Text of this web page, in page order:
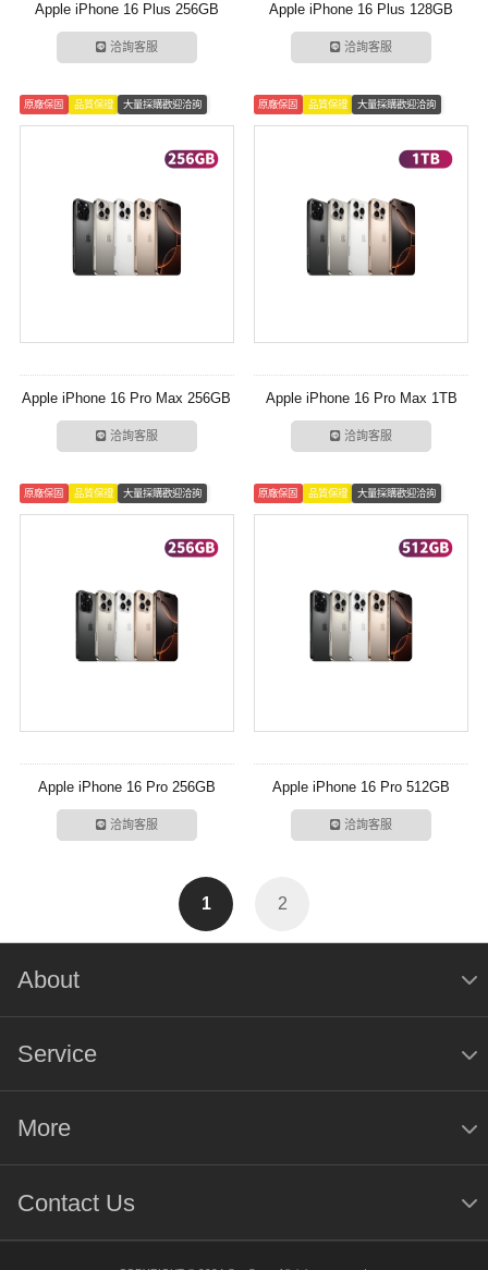
Apple iPhone 16 Plus 256GB
洽詢客服
Apple iPhone 16 Plus 128GB
洽詢客服
原廠保固 品質保證 大量採購歡迎洽詢
Apple iPhone 16 Pro Max 256GB
洽詢客服
原廠保固 品質保證 大量採購歡迎洽詢
Apple iPhone 16 Pro Max 1TB
洽詢客服
原廠保固 品質保證 大量採購歡迎洽詢
Apple iPhone 16 Pro 256GB
洽詢客服
原廠保固 品質保證 大量採購歡迎洽詢
Apple iPhone 16 Pro 512GB
洽詢客服
1 2
About
Service
More
Contact Us